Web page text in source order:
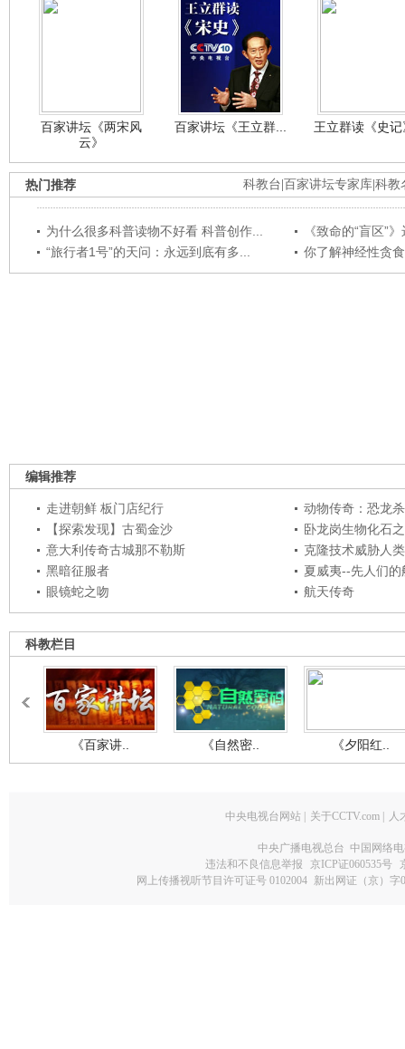
百家讲坛《两宋风
云》
百家讲坛《王立群... 王立群读《史
科教台 百家讲坛专家库 科教
热门推荐
为什么很多科普读物不好看 科普创作...
《致命的“盲区”
“旅行者1号”的天问：永远到底有多...
你了解神经性贪
编辑推荐
走进朝鲜 板门店纪行
动物传奇：恐龙
【探索发现】古蜀金沙
卧龙岗生物化石
意大利传奇古城那不勒斯
克隆技术威胁人
黑暗征服者
夏威夷--先人们的
眼镜蛇之吻
航天传奇
科教栏目
《百家讲.. 《自然密.. 《夕阳红..
中央电视台网站 | 关于CCTV.com | 人
中央广播电视总台 中国网络
违法和不良信息举报
京ICP证060535号
网上传播视听节目许可证号 0102004 新出网证（京）